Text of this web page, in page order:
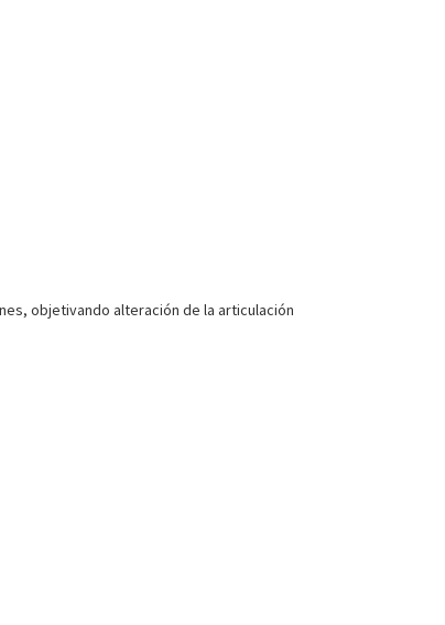
objetivando alteración de la articulación